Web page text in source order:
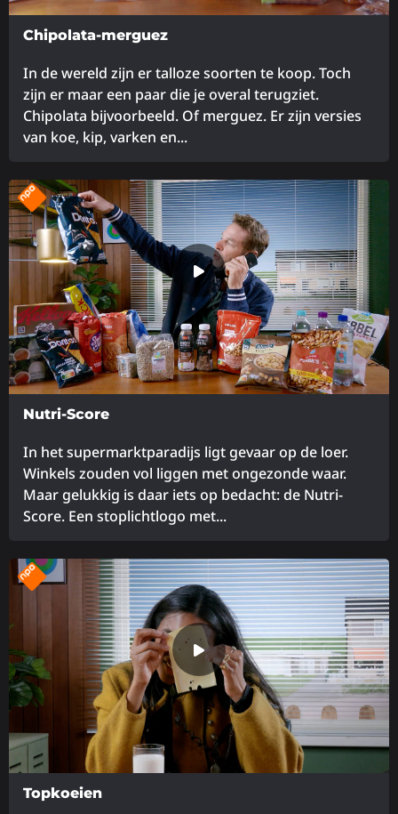
Chipolata-merguez
In de wereld zijn er talloze soorten te koop. Toch
zijn er maar een paar die je overal terugziet.
Chipolata bijvoorbeeld. Of merguez. Er zijn versies
van koe, kip, varken en...
meer
over
Nutri-Score
In het supermarktparadijs ligt gevaar op de loer.
Winkels zouden vol liggen met ongezonde waar.
Maar gelukkig is daar iets op bedacht: de Nutri-
Score. Een stoplichtlogo met...
meer
over
Topkoeien